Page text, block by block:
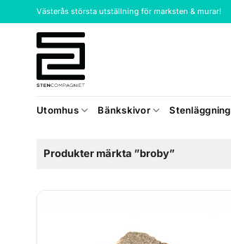
to
Västerås största utställning för marksten & murar!
Utomhus Bänkskivor Stenläggning
Produkter märkta ”broby”